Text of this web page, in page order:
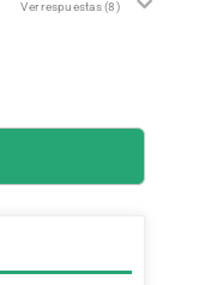
Ver respuestas(8)